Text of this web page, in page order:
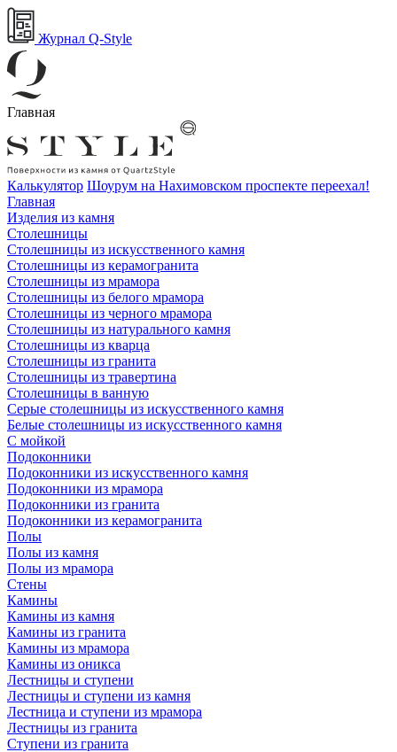
Журнал Q-Style
Главная
Калькулятор Шоурум на Нахимовском проспекте переехал!
Главная
Изделия из камня
Столешницы
Столешницы из искусственного камня
Столешницы из керамогранита
Столешницы из мрамора
Столешницы из белого мрамора
Столешницы из черного мрамора
Столешницы из натурального камня
Столешницы из кварца
Столешницы из гранита
Столешницы из травертина
Столешницы в ванную
Серые столешницы из искусственного камня
Белые столешницы из искусственного камня
С мойкой
Подоконники
Подоконники из искусственного камня
Подоконники из мрамора
Подоконники из гранита
Подоконники из керамогранита
Полы
Полы из камня
Полы из мрамора
Стены
Камины
Камины из камня
Камины из гранита
Камины из мрамора
Камины из оникса
Лестницы и ступени
Лестницы и ступени из камня
Лестница и ступени из мрамора
Лестницы из гранита
Ступени из гранита